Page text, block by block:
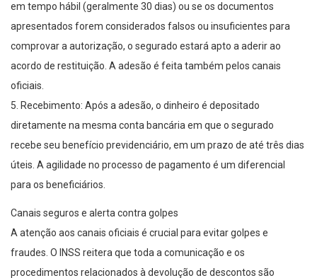
em tempo hábil (geralmente 30 dias) ou se os documentos
apresentados forem considerados falsos ou insuficientes para
comprovar a autorização, o segurado estará apto a aderir ao
acordo de restituição. A adesão é feita também pelos canais
oficiais.
5. Recebimento: Após a adesão, o dinheiro é depositado
diretamente na mesma conta bancária em que o segurado
recebe seu benefício previdenciário, em um prazo de até três dias
úteis. A agilidade no processo de pagamento é um diferencial
para os beneficiários.
Canais seguros e alerta contra golpes
A atenção aos canais oficiais é crucial para evitar golpes e
fraudes. O INSS reitera que toda a comunicação e os
procedimentos relacionados à devolução de descontos são